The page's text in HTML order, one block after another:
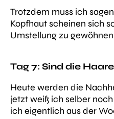
Trotzdem muss ich
Kopfhaut scheinen sich
Umstellung zu
Tag 7: Sind die
Heute werden die
jetzt weiß ich selber
ich eigentlich aus der